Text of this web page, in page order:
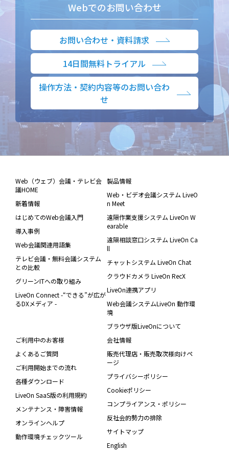
Webでのお問い合わせ
お問い合わせ・資料請求
14日間無料トライアル
操作方法・契約内容等のお問い合わ
せ
Web（ウェブ）会議・テレビ会
議HOME
新着情報
はじめてのWeb会議入門
導入事例
Web会議関連用語集
テレビ会議・無料会議システム
との比較
グリーンITへの取り組み
LiveOn Connect -“できる”が広が
るDXメディア -
製品情報
Web・ビデオ会議システム LiveO
n Meet
遠隔作業支援システム LiveOn W
earable
遠隔相談窓口システム LiveOn Ca
ll
チャットシステム LiveOn Chat
クラウドカメラ LiveOn RecX
LiveOn連携アプリ
Web会議システムLiveOn 動作環
境
ブラウザ版LiveOnについて
ご利用中のお客様
よくあるご質問
ご利用開始までの流れ
各種ダウンロード
LiveOn SaaS版の利用規約
メンテナンス・障害情報
オンラインヘルプ
動作環境チェックツール
会社情報
販売代理店・販売取次様向けペ
ージ
プライバシーポリシー
Cookieポリシー
コンプライアンス・ポリシー
反社会的勢力の排除
サイトマップ
English